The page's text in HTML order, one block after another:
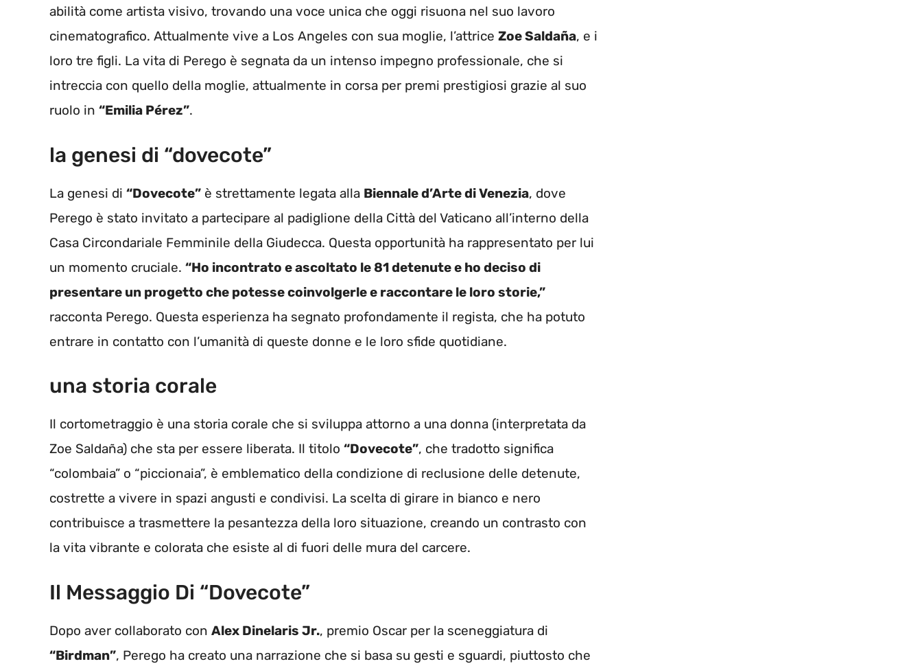
abilità come artista visivo, trovando una voce unica che oggi risuona nel suo lavoro
cinematografico. Attualmente vive a Los Angeles con sua moglie, l’attrice Zoe Saldaña, e i
loro tre figli. La vita di Perego è segnata da un intenso impegno professionale, che si
intreccia con quello della moglie, attualmente in corsa per premi prestigiosi grazie al suo
ruolo in “Emilia Pérez”.
la genesi di “dovecote”
La genesi di “Dovecote” è strettamente legata alla Biennale d’Arte di Venezia, dove
Perego è stato invitato a partecipare al padiglione della Città del Vaticano all’interno della
Casa Circondariale Femminile della Giudecca. Questa opportunità ha rappresentato per lui
un momento cruciale. “Ho incontrato e ascoltato le 81 detenute e ho deciso di
presentare un progetto che potesse coinvolgerle e raccontare le loro storie,”
racconta Perego. Questa esperienza ha segnato profondamente il regista, che ha potuto
entrare in contatto con l’umanità di queste donne e le loro sfide quotidiane.
una storia corale
Il cortometraggio è una storia corale che si sviluppa attorno a una donna (interpretata da
Zoe Saldaña) che sta per essere liberata. Il titolo “Dovecote”, che tradotto significa
“colombaia” o “piccionaia”, è emblematico della condizione di reclusione delle detenute,
costrette a vivere in spazi angusti e condivisi. La scelta di girare in bianco e nero
contribuisce a trasmettere la pesantezza della loro situazione, creando un contrasto con
la vita vibrante e colorata che esiste al di fuori delle mura del carcere.
Il Messaggio Di “dovecote”
Dopo aver collaborato con Alex Dinelaris Jr., premio Oscar per la sceneggiatura di
“Birdman”, Perego ha creato una narrazione che si basa su gesti e sguardi, piuttosto che